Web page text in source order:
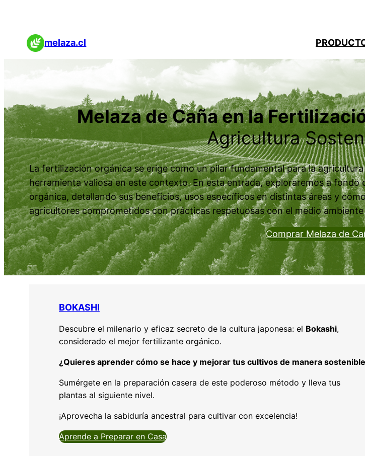
melaza.cl
Melaza de Caña en la
Agricultura
La fertilización orgánica se erige como un pilar fundamental para la
herramienta valiosa en este contexto. En esta entrada, exploraremos a
orgánica, detallando sus beneficios, usos específicos en distintas áreas y
agricultores comprometidos con prácticas respetuosas con el medio ambiente
Comprar Melaza de
BOKASHI
Descubre el milenario y eficaz secreto de la cultura japonesa: el Bokashi,
considerado el mejor fertilizante orgánico.
¿Quieres aprender cómo se hace y mejorar tus cultivos de manera
Sumérgete en la preparación casera de este poderoso método y lleva tus
plantas al siguiente nivel.
¡Aprovecha la sabiduría ancestral para cultivar con excelencia!
Aprende a Preparar en Casa